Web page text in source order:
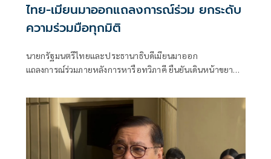
ไทย-เมียนมาออกแถลงการณ์ร่วม ยกระดับ
ความร่วมมือทุกมิติ
นายกรัฐมนตรีไทยและประธานาธิบดีเมียนมาออก
แถลงการณ์ร่วมภายหลังการหารือทวิภาคี ยืนยันเดินหน้าขยาย
ปราบปรามอาชญากรรมข้ามชา